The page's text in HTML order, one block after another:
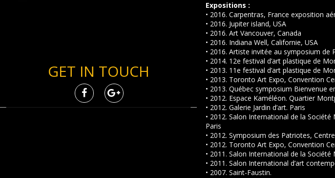
GET IN TOUCH
Expositions :
• 2016. Carpentras, France exposition
• 2016. Jupiter island, USA
• 2016. Art Vancouver, Canada
• 2016. Indiana Well, Californie, USA
• 2016. Artiste invitée au symposium de
• 2014. 12e festival d’art plastique de
• 2013. 11e festival d’art plastique de
• 2013. Toronto Art Expo, Convention
• 2013. Québec symposium Bienvenue
• 2012. Espace Kaméléon. Quartier
• 2012. Galerie Jardin d’art. Paris
• 2012. Salon International de la
Paris
• 2012. Symposium des Patriotes,
• 2012. Toronto Art Expo, Convention
• 2011. Salon International de la
• 2011. Salon International d’art
• 2007. Saint-Faustin.